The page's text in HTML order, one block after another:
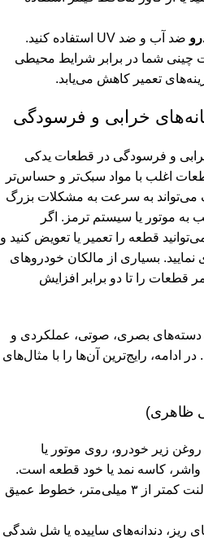
ضد آب و ضد UV استفاده کنید.
چینی شما در برابر شرایط محیطی
تعمیر کاهش می‌یابد.
خرابی و فرسودگی
و فرسودگی در قطعات یدکی
اغلب با مواد سبک‌تر و حساس‌تر
به سرعت به مشکلات بزرگ
به موتور یا سیستم ترمز. اگر
قطعه را تعمیر یا تعویض کنید و
بسیاری از مالکان خودروهای
قطعات را تا دو برابر افزایش
دسته‌های بصری، صوتی، عملکردی و
ادامه، رایج‌ترین آن‌ها را با مثال‌های
زیر خودرو، روی موتور یا
کاسه نمد یا خود قطعه است.
: ضخامت لنت کمتر از ۳ میلی‌متر، خطوط عمیق
ریز، دندانه‌های ساییده یا شل شدگی